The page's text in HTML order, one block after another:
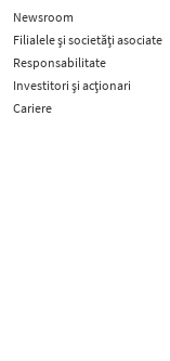
Newsroom
Filialele și societăți asociate
Responsabilitate
Investitori și acționari
Cariere